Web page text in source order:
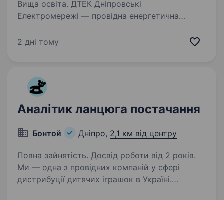
Вища освіта. ДТЕК Дніпровські
Електромережі — провідна енергетична
електроенергію на території
щоденно забезпечують…
2 дні тому
Аналітик ланцюга постачання
Бонтой Дніпро, 2,1 км від центру
Повна зайнятість. Досвід роботи від 2 років.
Ми — одна з провідних компаній у сфері
дистрибуції дитячих іграшок в Україні.